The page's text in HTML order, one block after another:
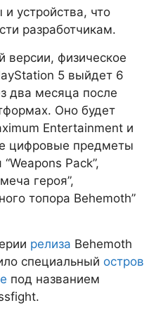
устройства, что
разработчикам.
версии, физическое
5 выйдет 6
два месяца после
Оно будет
Entertainment и
цифровые предметы
Pack”,
героя”,
топора Behemoth”
релиза Behemoth
специальный остров
под названием